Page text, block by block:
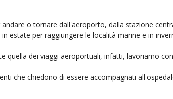
andare o tornare dall'aeroporto, dalla stazione
estate per raggiungere le località marine e in
quella dei viaggi aeroportuali, infatti, lavoriamo
che chiedono di essere accompagnati